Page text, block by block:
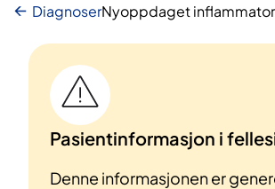
DiagnoserNyoppdaget
Pasientinformasjon i
Denne informasjonen er